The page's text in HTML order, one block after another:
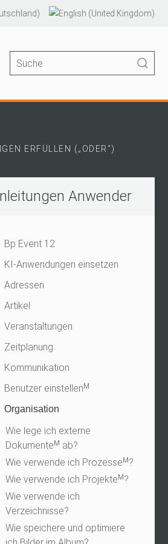
ERFÜLLEN („ODER“)
Anwender
Bp Event 12
KI-Anwendungen einsetzen
Adressen
Artikel
Veranstaltungen
Zeitplanung
Kommunikation
Benutzer einstellenᴹ
Organisation
Wie lege ich externe
Dokumenteᴹ ab?
Wie verwende ich Prozesseᴹ?
Wie verwende ich Projekteᴹ?
Wie verwende ich
Verzeichnisse?
Wie speichere und optimiere